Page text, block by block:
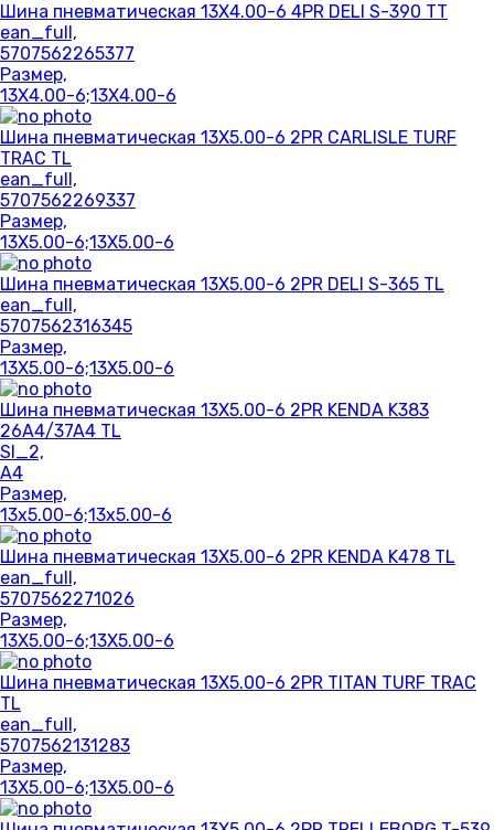
Шина пневматическая 13X4.00-6 4PR DELI S-390 TT
ean_full,
5707562265377
Размер,
13X4.00-6;13X4.00-6
Шина пневматическая 13X5.00-6 2PR CARLISLE TURF
TRAC TL
ean_full,
5707562269337
Размер,
13X5.00-6;13X5.00-6
Шина пневматическая 13X5.00-6 2PR DELI S-365 TL
ean_full,
5707562316345
Размер,
13X5.00-6;13X5.00-6
Шина пневматическая 13X5.00-6 2PR KENDA K383
26A4/37A4 TL
SI_2,
A4
Размер,
13x5.00-6;13x5.00-6
Шина пневматическая 13X5.00-6 2PR KENDA K478 TL
ean_full,
5707562271026
Размер,
13X5.00-6;13X5.00-6
Шина пневматическая 13X5.00-6 2PR TITAN TURF TRAC
TL
ean_full,
5707562131283
Размер,
13X5.00-6;13X5.00-6